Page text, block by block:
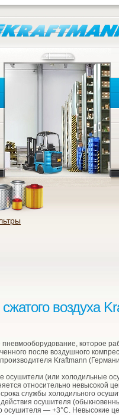
воздуха
которое
после воздушного
производителя Kraftmann
(или холодильные
относительно невысокой
срока службы холодильного
осушителя
осушителя — +3°С. Невысокие